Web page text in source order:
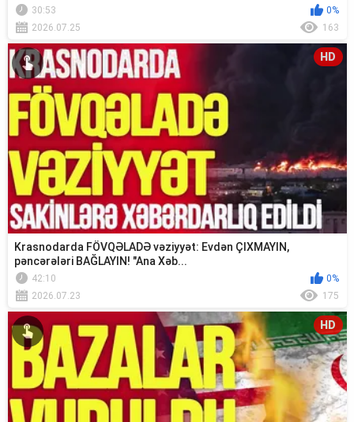
30:53
0%
2026.07.25
163
HD
Krasnodarda FÖVQƏLADƏ vəziyyət: Evdən ÇIXMAYIN,
pəncərələri BAĞLAYIN! "Ana Xəb...
42:10
0%
2026.07.23
175
HD